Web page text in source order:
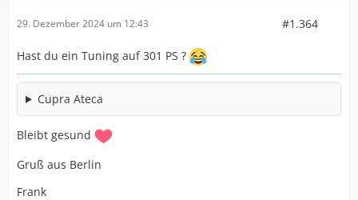
29. Dezember 2024 um 12:43 #1.364
Hast du ein Tuning auf 301 PS ?
Cupra Ateca
Bleibt gesund
Gruß aus Berlin
Frank